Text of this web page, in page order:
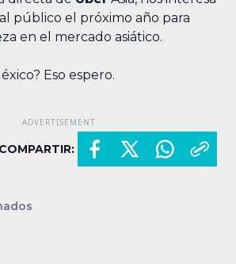
público el próximo año para
en el mercado asiático.
Eso espero.
COMPARTIR: